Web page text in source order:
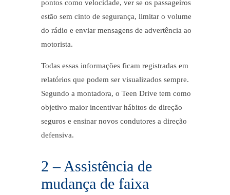
pontos como velocidade, ver se os passageiros
estão sem cinto de segurança, limitar o volume
do rádio e enviar mensagens de advertência ao
motorista.
Todas essas informações ficam registradas em
relatórios que podem ser visualizados sempre.
Segundo a montadora, o Teen Drive tem como
objetivo maior incentivar hábitos de direção
seguros e ensinar novos condutores a direção
defensiva.
2 – Assistência de
mudança de faixa